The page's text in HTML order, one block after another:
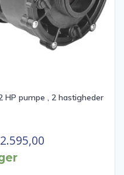
HP pumpe , 2 hastigheder
2.595,00Den